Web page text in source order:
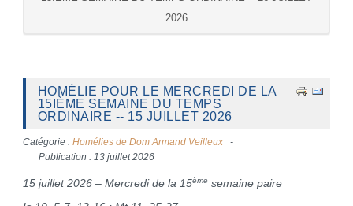
2026
HOMÉLIE POUR LE MERCREDI DE LA
15IÈME SEMAINE DU TEMPS
ORDINAIRE -- 15 JUILLET 2026
Catégorie : Homélies de Dom Armand Veilleux
Publication : 13 juillet 2026
15 juillet 2026 – Mercredi de la 15ème semaine paire